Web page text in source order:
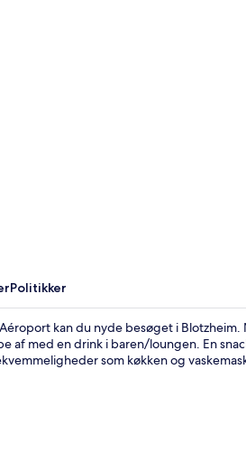
Politikker
kan du nyde besøget i
af med en drink i baren/loungen. En
som køkken og